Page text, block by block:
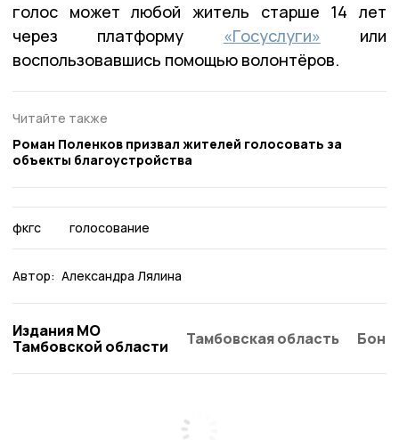
голос может любой житель старше 14 лет
через платформу «Госуслуги» или
воспользовавшись помощью волонтёров.
Читайте также
Роман Поленков призвал жителей голосовать за
объекты благоустройства
фкгс голосование
Автор: Александра Лялина
Издания МО
Тамбовской области
Тамбовская область